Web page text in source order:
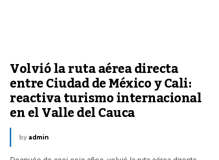
Volvió la ruta aérea directa
entre Ciudad de México y Cali:
reactiva turismo internacional
en el Valle del Cauca
by admin